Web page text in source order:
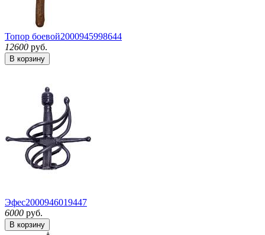
Топор боевой2000945998644
12600 руб.
В корзину
Эфес2000946019447
6000 руб.
В корзину